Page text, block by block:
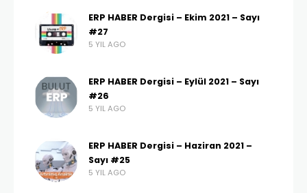
ERP HABER Dergisi – Ekim 2021 – Sayı
#27
5 YIL AGO
ERP HABER Dergisi – Eylül 2021 – Sayı
#26
5 YIL AGO
ERP HABER Dergisi – Haziran 2021 –
Sayı #25
5 YIL AGO